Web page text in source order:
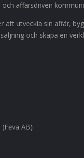
affärsdriven
att utveckla sin affär,
och skapa en
AB)